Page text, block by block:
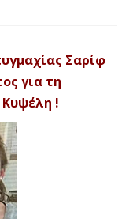
Σαρίφ
για τη
Κυψέλη !